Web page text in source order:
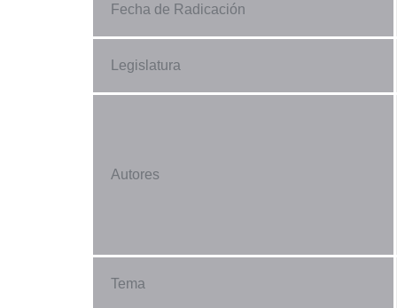
Fecha de Radicación
Legislatura
Autores
Tema